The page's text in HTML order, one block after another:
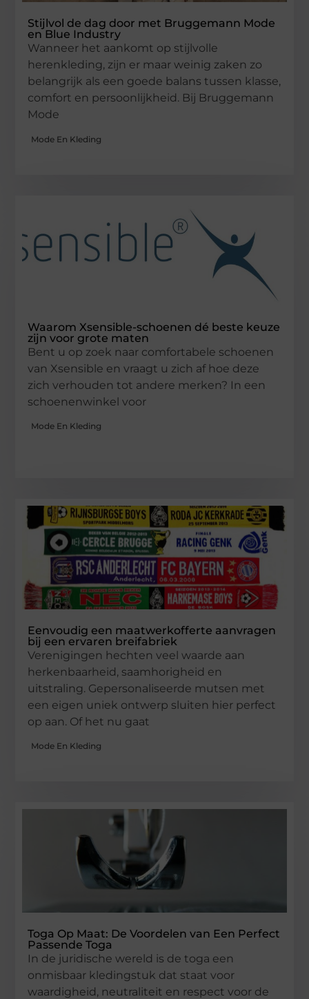
Stijlvol de dag door met Bruggemann Mode
en Blue Industry
Wanneer het aankomt op stijlvolle
herenkleding, zijn er maar weinig zaken zo
belangrijk als een goede balans tussen klasse,
comfort en persoonlijkheid. Bij Bruggemann
Mode
Mode En Kleding
Waarom Xsensible-schoenen dé beste keuze
zijn voor grote maten
Bent u op zoek naar comfortabele schoenen
van Xsensible en vraagt u zich af hoe deze
zich verhouden tot andere merken? In een
schoenenwinkel voor
Mode En Kleding
Eenvoudig een maatwerkofferte aanvragen
bij een ervaren breifabriek
Verenigingen hechten veel waarde aan
herkenbaarheid, saamhorigheid en
uitstraling. Gepersonaliseerde mutsen met
een eigen uniek ontwerp sluiten hier perfect
op aan. Of het nu gaat
Mode En Kleding
Toga Op Maat: De Voordelen van Een Perfect
Passende Toga
In de juridische wereld is de toga een
onmisbaar kledingstuk dat staat voor
waardigheid, neutraliteit en respect voor de